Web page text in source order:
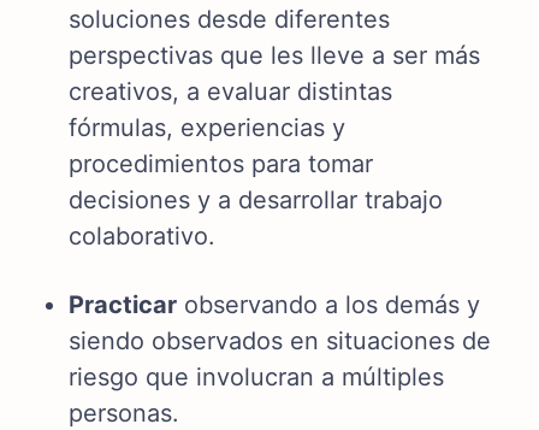
soluciones desde diferentes
perspectivas que les lleve a ser más
creativos, a evaluar distintas
fórmulas, experiencias y
procedimientos para tomar
decisiones y a desarrollar trabajo
colaborativo.
Practicar observando a los demás y
siendo observados en situaciones de
riesgo que involucran a múltiples
personas.